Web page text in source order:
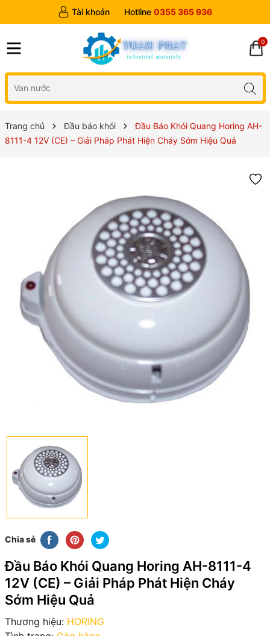
Tài khoản Hotline 0355 365 936
0
Trang chủ Đầu báo khói
Đầu Báo Khói Quang Horing AH-
8111-4 12V (CE) – Giải Pháp Phát Hiện Cháy Sớm Hiệu Quả
Chia sẻ
Đầu Báo Khói Quang Horing AH-8111-4
12V (CE) – Giải Pháp Phát Hiện Cháy
Sớm Hiệu Quả
Thương hiệu: HORING